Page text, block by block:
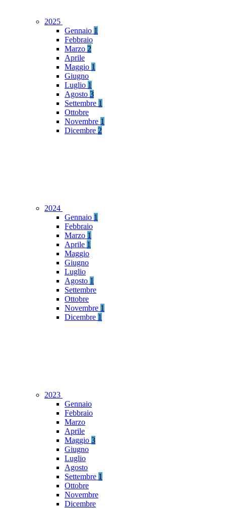
2025
Gennaio 1
Febbraio
Marzo 2
Aprile
Maggio 1
Giugno
Luglio 1
Agosto 3
Settembre 1
Ottobre
Novembre 1
Dicembre 2
2024
Gennaio 1
Febbraio
Marzo 1
Aprile 1
Maggio
Giugno
Luglio
Agosto 1
Settembre
Ottobre
Novembre 1
Dicembre 1
2023
Gennaio
Febbraio
Marzo
Aprile
Maggio 3
Giugno
Luglio
Agosto
Settembre 1
Ottobre
Novembre
Dicembre